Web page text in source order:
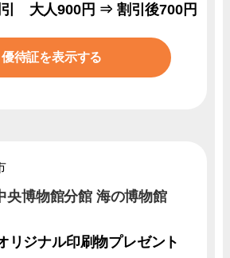
引 大人900円 ⇒ 割引後700円
優待証を表示する
央博物館分館 海の博物館
リジナル印刷物プレゼント